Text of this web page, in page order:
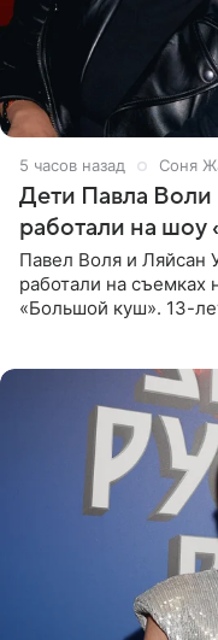
5 часов назад Соня
Дети Павла
работали на
Павел Воля и Ляйсан
работали на съемках
«Большой куш». 13-